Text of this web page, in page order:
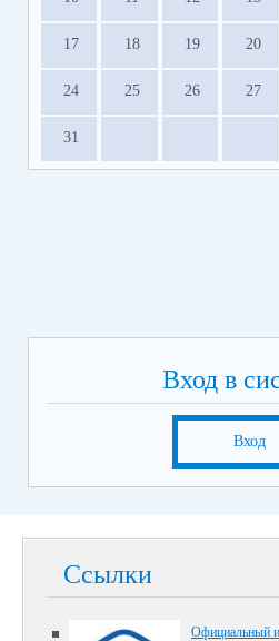
17 18 19 20
24 25 26 27
31
Вход в
Вход
Ссылки
Официальный